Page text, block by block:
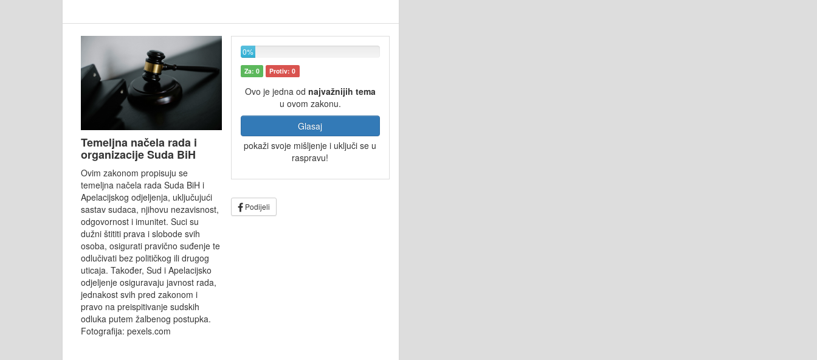
Temeljna načela rada i
organizacije Suda BiH
Ovim zakonom propisuju se
temeljna načela rada Suda BiH i
Apelacijskog odjeljenja, uključujući
sastav sudaca, njihovu nezavisnost,
odgovornost i imunitet. Suci su
dužni štititi prava i slobode svih
osoba, osigurati pravično suđenje te
odlučivati bez političkog ili drugog
uticaja. Također, Sud i Apelacijsko
odjeljenje osiguravaju javnost rada,
jednakost svih pred zakonom i
pravo na preispitivanje sudskih
odluka putem žalbenog postupka.
Fotografija: pexels.com
0%
Za: 0 Protiv: 0
Ovo je jedna od najvažnijih tema
u ovom zakonu.
Glasaj
pokaži svoje mišljenje i uključi se u
raspravu!
Podijeli